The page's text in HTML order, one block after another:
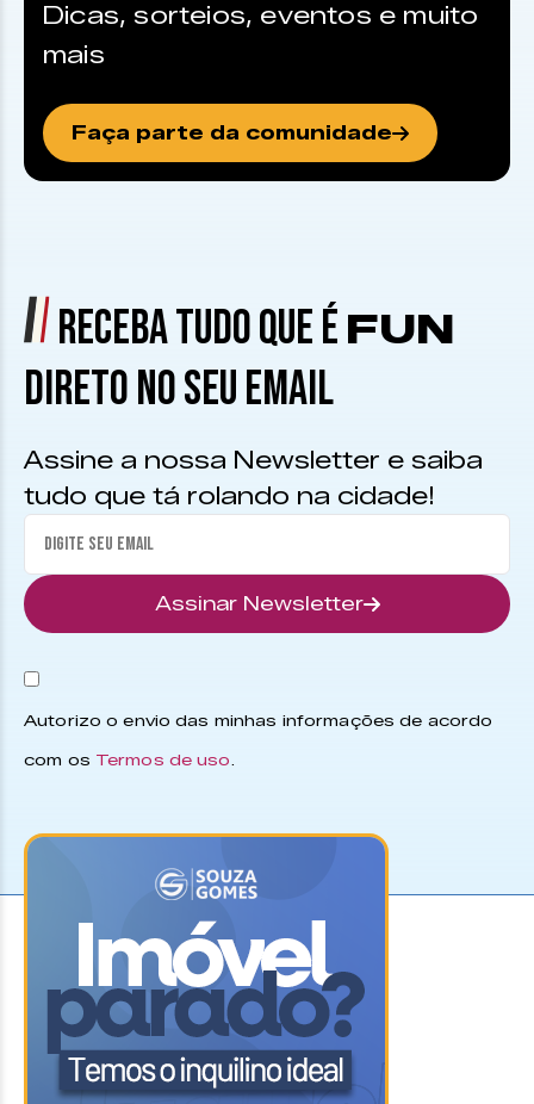
Dicas, sorteios, eventos e muito
mais
Faça parte da comunidade
RECEBA TUDO QUE É FUN
DIRETO NO SEU EMAIL
Assine a nossa Newsletter e saiba
tudo que tá rolando na cidade!
Assinar Newsletter
Autorizo o envio das minhas informações de acordo
com os Termos de uso.